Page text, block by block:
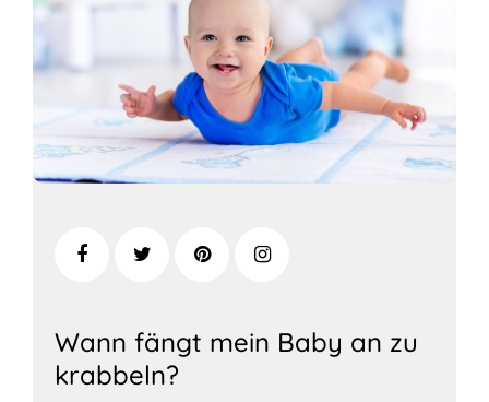
Wann fängt mein Baby an zu
krabbeln?